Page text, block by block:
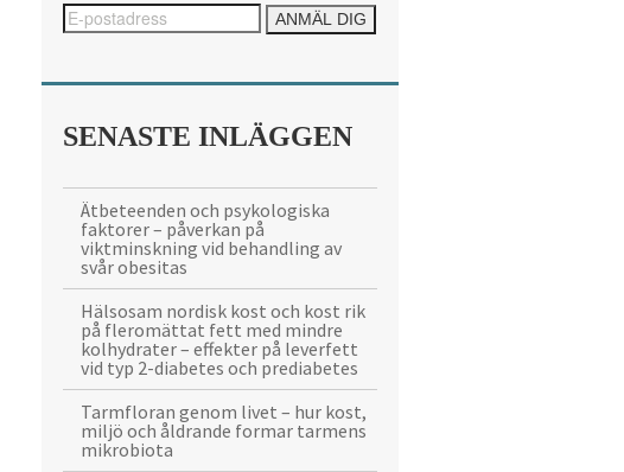
SENASTE INLÄGGEN
Ätbeteenden och psykologiska
faktorer – påverkan på
viktminskning vid behandling av
svår obesitas
Hälsosam nordisk kost och kost rik
på fleromättat fett med mindre
kolhydrater – effekter på leverfett
vid typ 2-diabetes och prediabetes
Tarmfloran genom livet – hur kost,
miljö och åldrande formar tarmens
mikrobiota